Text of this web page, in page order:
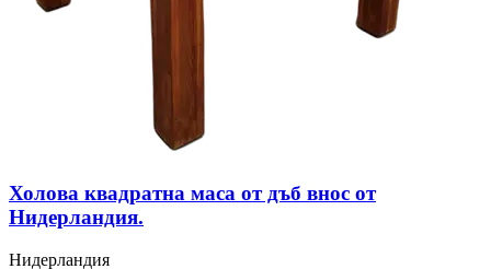
Холова квадратна маса от дъб внос от
Нидерландия.
Нидерландия